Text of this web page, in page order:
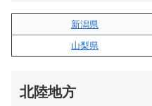
新潟県
山梨県
北陸地方